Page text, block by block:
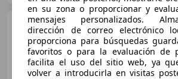
Kia
en su zona o proporcionar y
mensajes personalizados.
dirección de correo electrónico
proporciona para búsquedas
favoritos o para la evaluación de
facilita el uso del sitio web, ya
volver a introducirla en visitas